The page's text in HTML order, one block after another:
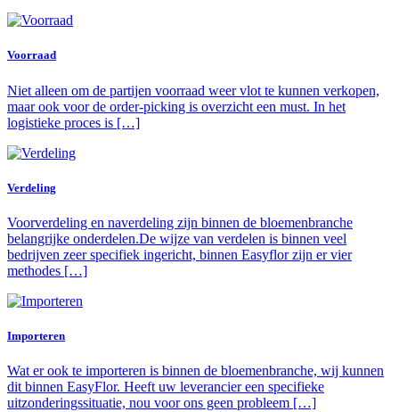
Voorraad
Niet alleen om de partijen voorraad weer vlot te kunnen verkopen,
maar ook voor de order-picking is overzicht een must. In het
logistieke proces is […]
Verdeling
Voorverdeling en naverdeling zijn binnen de bloemenbranche
belangrijke onderdelen.De wijze van verdelen is binnen veel
bedrijven zeer specifiek ingericht, binnen Easyflor zijn er vier
methodes […]
Importeren
Wat er ook te importeren is binnen de bloemenbranche, wij kunnen
dit binnen EasyFlor. Heeft uw leverancier een specifieke
uitzonderingssituatie, nou voor ons geen probleem […]